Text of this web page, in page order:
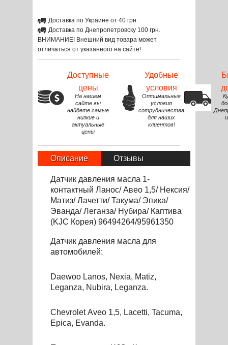
Доставка по Украине от 40 грн.
Доставка по Днепропетровску 100 грн.
ВНИМАНИЕ! Внешний вид товара может
отличаться от указанного на сайте!
Доступные
цены
На нашем
сайте вы
найдете самые
низкие и
актуальные
цены
Удобные
условия
Оптимальные
условия
сотрудничества
для наших
клиентов!
Описание Отзывы
Датчик давления масла 1-
контактный Ланос/ Авео 1,5/ Нексия/
Матиз/ Лачетти/ Такума/ Эпика/
Эванда/ Леганза/ Нубира/ Каптива
(KJC Корея) 96494264/95961350
Датчик давления масла для
автомобилей:
Daewoo Lanos, Nexia, Matiz,
Leganza, Nubira, Leganza.
Chevrolet Aveo 1,5, Lacetti, Tacuma,
Epica, Evanda.